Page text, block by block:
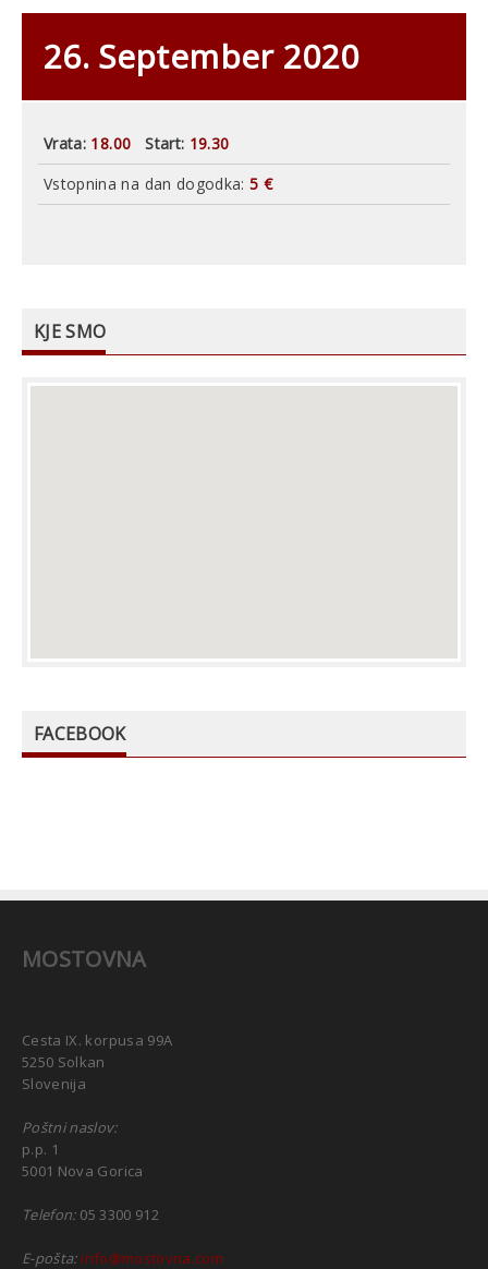
26. September 2020
Vrata: 18.00 Start: 19.30
Vstopnina na dan dogodka:5 €
KJE SMO
FACEBOOK
MOSTOVNA
Cesta IX. korpusa 99A
5250 Solkan
Slovenija
Poštni naslov:
p.p. 1
5001 Nova Gorica
Telefon:05 3300 912
E-pošta: info@mostovna.com